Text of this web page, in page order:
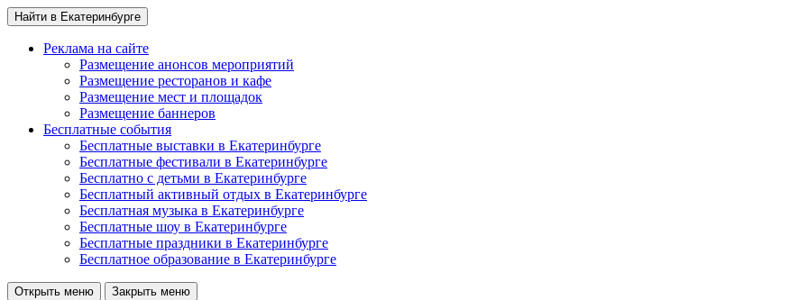
Найти в Екатеринбурге
Реклама на сайте
Размещение анонсов мероприятий
Размещение ресторанов и кафе
Размещение мест и площадок
Размещение баннеров
Бесплатные события
Бесплатные выставки в Екатеринбурге
Бесплатные фестивали в Екатеринбурге
Бесплатно с детьми в Екатеринбурге
Бесплатный активный отдых в Екатеринбурге
Бесплатная музыка в Екатеринбурге
Бесплатные шоу в Екатеринбурге
Бесплатные праздники в Екатеринбурге
Бесплатное образование в Екатеринбурге
Открыть меню Закрыть меню